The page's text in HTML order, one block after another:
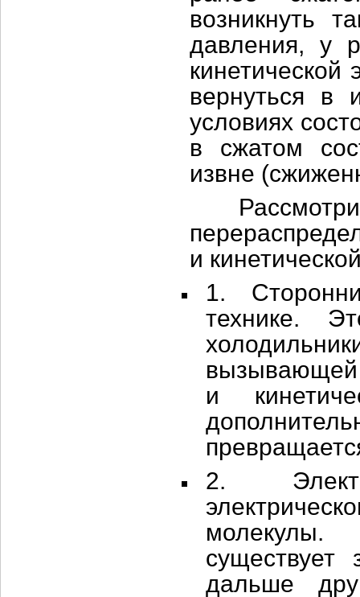
возникнуть
давления, у
кинетической
вернуться в
условиях
в сжатом
извне
и
1.
технике.
вызывающей
и
2.
существует
дальше